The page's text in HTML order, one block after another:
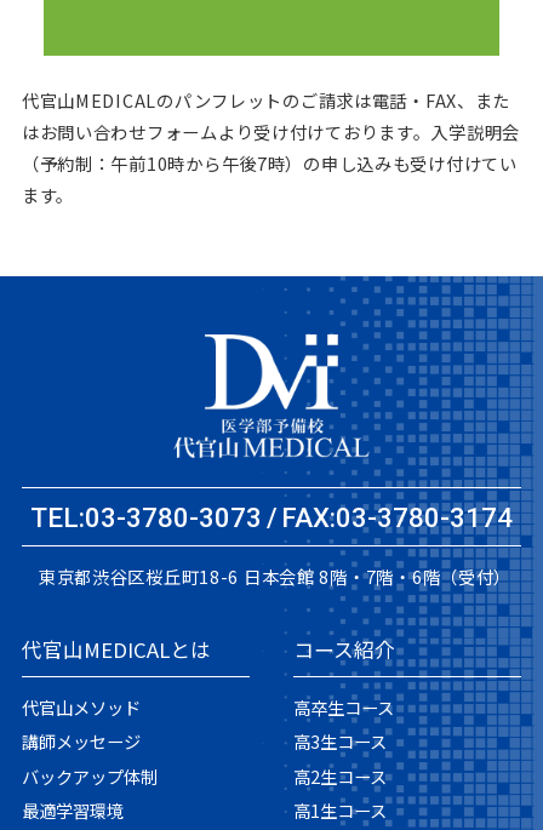
代官山MEDICALのパンフレットのご請求は電話・FAX、また
はお問い合わせフォームより受け付けております。 入学説明会
（予約制：午前10時から午後7時）の申し込みも受け付けてい
ます。
TEL:03-3780-3073 FAX:03-3780-3174
東京都渋谷区桜丘町18-6 日本会館 8階・7階・6階（受付）
代官山MEDICALとは
代官山メソッド
講師メッセージ
バックアップ体制
最適学習環境
コース紹介
高卒生コース
高3生コース
高2生コース
高1生コース